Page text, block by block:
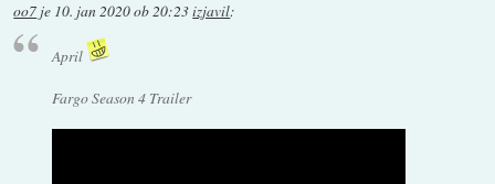
oo7 je 10. jan 2020 ob 20:23izjavil:
April
Fargo Season 4 Trailer